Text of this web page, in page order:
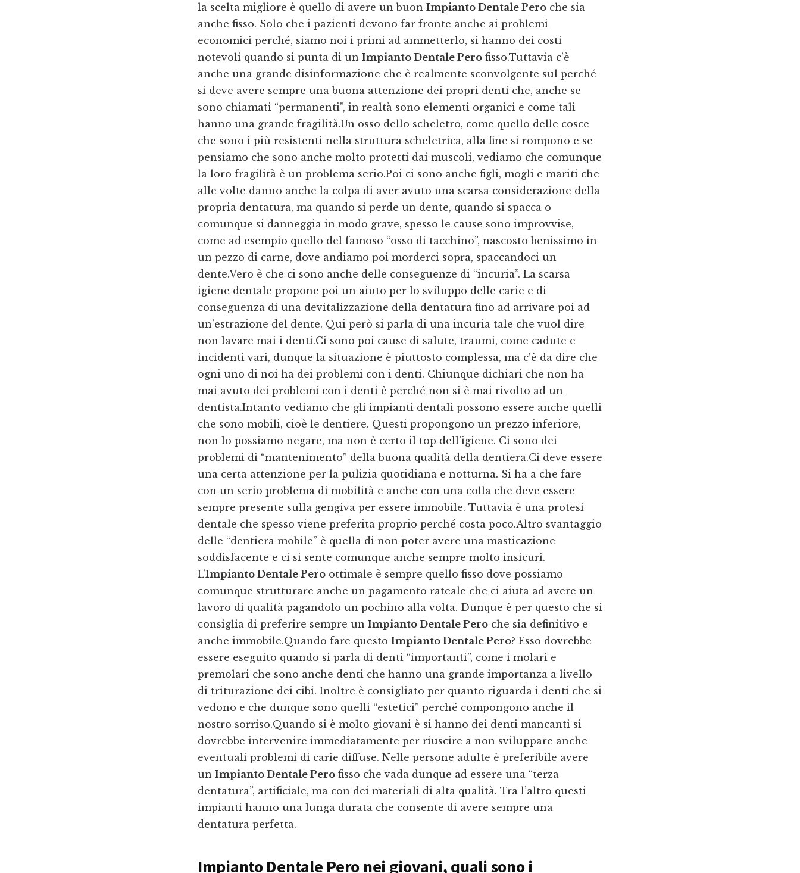
la scelta migliore è quello di avere un buon Impianto Dentale Pero che sia
anche fisso. Solo che i pazienti devono far fronte anche ai problemi
economici perché, siamo noi i primi ad ammetterlo, si hanno dei costi
notevoli quando si punta di un Impianto Dentale Pero fisso.Tuttavia c’è
anche una grande disinformazione che è realmente sconvolgente sul perché
si deve avere sempre una buona attenzione dei propri denti che, anche se
sono chiamati “permanenti”, in realtà sono elementi organici e come tali
hanno una grande fragilità.Un osso dello scheletro, come quello delle cosce
che sono i più resistenti nella struttura scheletrica, alla fine si rompono e se
pensiamo che sono anche molto protetti dai muscoli, vediamo che comunque
la loro fragilità è un problema serio.Poi ci sono anche figli, mogli e mariti che
alle volte danno anche la colpa di aver avuto una scarsa considerazione della
propria dentatura, ma quando si perde un dente, quando si spacca o
comunque si danneggia in modo grave, spesso le cause sono improvvise,
come ad esempio quello del famoso “osso di tacchino”, nascosto benissimo in
un pezzo di carne, dove andiamo poi morderci sopra, spaccandoci un
dente.Vero è che ci sono anche delle conseguenze di “incuria”. La scarsa
igiene dentale propone poi un aiuto per lo sviluppo delle carie e di
conseguenza di una devitalizzazione della dentatura fino ad arrivare poi ad
un’estrazione del dente. Qui però si parla di una incuria tale che vuol dire
non lavare mai i denti.Ci sono poi cause di salute, traumi, come cadute e
incidenti vari, dunque la situazione è piuttosto complessa, ma c’è da dire che
ogni uno di noi ha dei problemi con i denti. Chiunque dichiari che non ha
mai avuto dei problemi con i denti è perché non si è mai rivolto ad un
dentista.Intanto vediamo che gli impianti dentali possono essere anche quelli
che sono mobili, cioè le dentiere. Questi propongono un prezzo inferiore,
non lo possiamo negare, ma non è certo il top dell’igiene. Ci sono dei
problemi di “mantenimento” della buona qualità della dentiera.Ci deve essere
una certa attenzione per la pulizia quotidiana e notturna. Si ha a che fare
con un serio problema di mobilità e anche con una colla che deve essere
sempre presente sulla gengiva per essere immobile. Tuttavia è una protesi
dentale che spesso viene preferita proprio perché costa poco.Altro svantaggio
delle “dentiera mobile” è quella di non poter avere una masticazione
soddisfacente e ci si sente comunque anche sempre molto insicuri.
L’Impianto Dentale Pero ottimale è sempre quello fisso dove possiamo
comunque strutturare anche un pagamento rateale che ci aiuta ad avere un
lavoro di qualità pagandolo un pochino alla volta. Dunque è per questo che si
consiglia di preferire sempre un Impianto Dentale Pero che sia definitivo e
anche immobile.Quando fare questo Impianto Dentale Pero? Esso dovrebbe
essere eseguito quando si parla di denti “importanti”, come i molari e
premolari che sono anche denti che hanno una grande importanza a livello
di triturazione dei cibi. Inoltre è consigliato per quanto riguarda i denti che si
vedono e che dunque sono quelli “estetici” perché compongono anche il
nostro sorriso.Quando si è molto giovani è si hanno dei denti mancanti si
dovrebbe intervenire immediatamente per riuscire a non sviluppare anche
eventuali problemi di carie diffuse. Nelle persone adulte è preferibile avere
un Impianto Dentale Pero fisso che vada dunque ad essere una “terza
dentatura”, artificiale, ma con dei materiali di alta qualità. Tra l’altro questi
impianti hanno una lunga durata che consente di avere sempre una
dentatura perfetta.
Impianto Dentale Pero nei giovani, quali sono i